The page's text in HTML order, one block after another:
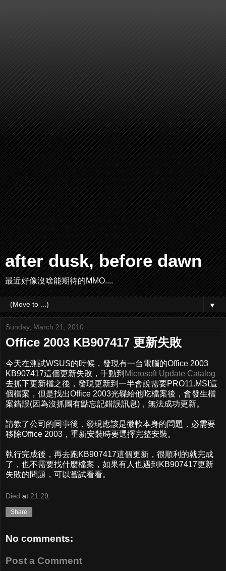
after dusk, before dawn
最近好像沒啥能期待的MMO....
▼
Sunday, March 21, 2010
Office 2003 KB907417 更新失敗
今天在測試WSUS的時候，發現有一台電腦的Office 2003
KB907417這個更新失敗，手動到 Microsoft Update Catalog
去抓下更新檔之後，發現更新到一半會說需要PRO11.MSI這
個檔案，但是找出Office 2003光碟給他吃檔案後，會發生檔
案錯誤(因為沒抓圖有點忘記錯誤訊息)，無法成功更新。
請教了公司的同事後，發現應該是微軟本身的問題，必需要
移除Office 2003，重新安裝時要選擇完整安裝。
執行完成後，再去跑KB907417這個更新，很順利的就完成
了，也不需要找什麼檔案，如果有人也遇到KB907417更新
失敗的問題，可以嘗試看看。
Died at 21:29
Share
No comments:
Post a Comment